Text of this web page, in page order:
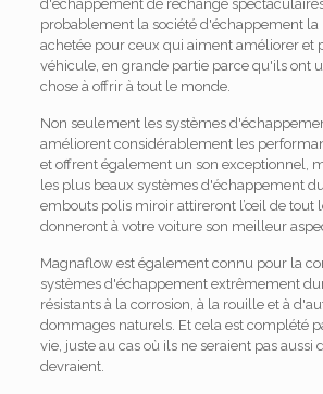
d'échappement de rechange
probablement la société d'échappement
achetée pour ceux qui aiment améliorer et
véhicule, en grande partie parce qu'ils ont
chose à offrir à tout le monde.
Non seulement les systèmes
améliorent considérablement les
et offrent également un son exceptionnel,
les plus beaux systèmes d'échappement
embouts polis miroir attireront l’œil de tout
donneront à votre voiture son meilleur
Magnaflow est également connu pour la
systèmes d'échappement extrêmement
résistants à la corrosion, à la rouille et à
dommages naturels. Et cela est complété
vie, juste au cas où ils ne seraient pas aussi
devraient.